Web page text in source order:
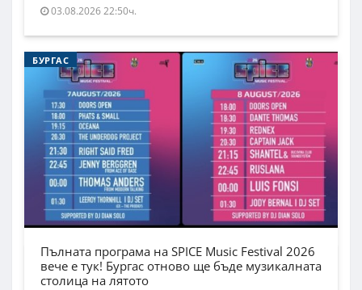
03.08.2026 22:50ч.
БУРГАС
Пълната програма на SPICE Music Festival 2026
вече е тук! Бургас отново ще бъде музикалната
столица на лятото